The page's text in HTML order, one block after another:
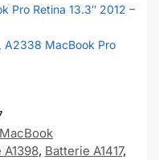
Pro Retina 13.3″ 2012 –
A2338 MacBook Pro
, Batterie A1417,